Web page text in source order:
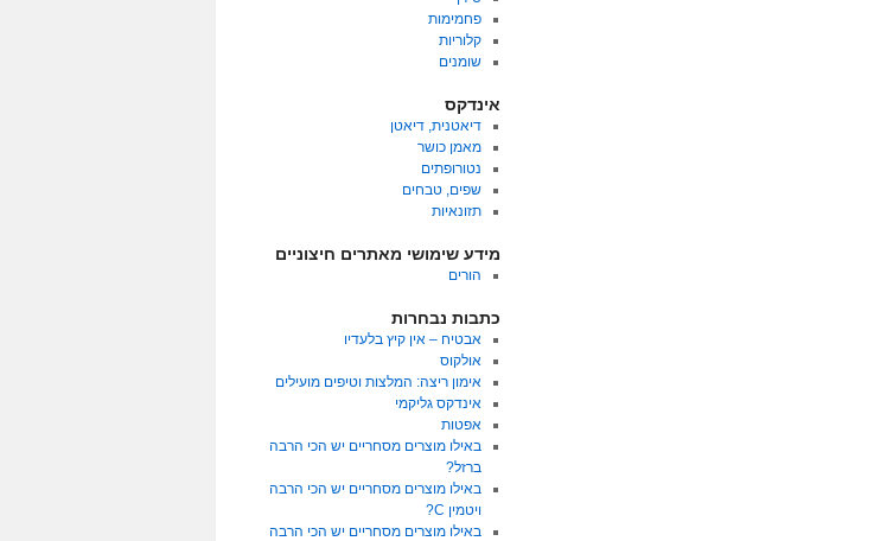
פחמימות
קלוריות
שומנים
אינדקס
דיאטנית, דיאטן
מאמן כושר
נטורופתים
שפים, טבחים
תזונאיות
מידע שימושי מאתרים חיצוניים
הורים
כתבות נבחרות
אבטיח – אין קיץ בלעדיו
אולקוס
אימון ריצה: המלצות וטיפים מועילים
אינדקס גליקמי
אפטות
באילו מוצרים מסחריים יש הכי הרבה
ברזל?
באילו מוצרים מסחריים יש הכי הרבה
ויטמין C?
באילו מוצרים מסחריים יש הכי הרבה